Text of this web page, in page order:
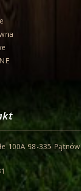
100A 98-335 Pątnów